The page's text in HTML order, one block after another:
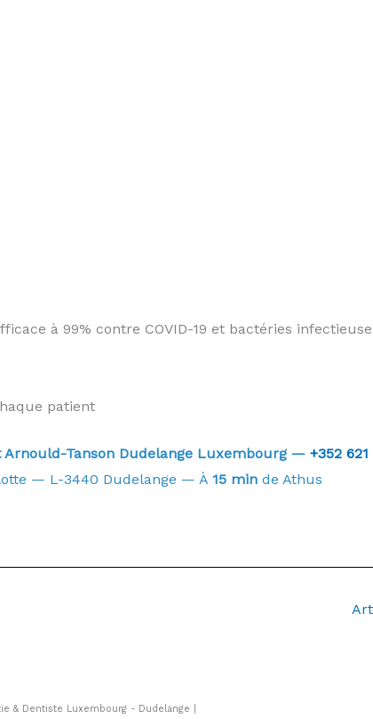
à 99% contre COVID-19 et bactéries
patient
Tanson Dudelange Luxembourg — +352
— L-3440 Dudelange — À 15 minde Athus
& Dentiste Luxembourg - Dudelange |